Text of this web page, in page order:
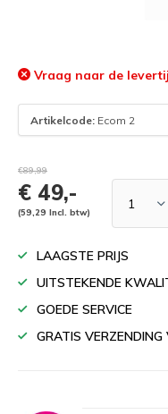
Vraag naar de
Artikelcode: Ecom 2
€89,99
€ 49,-
(59,29 Incl. btw)
LAAGSTE PRIJS
UITSTEKENDE
GOEDE SERVICE
GRATIS